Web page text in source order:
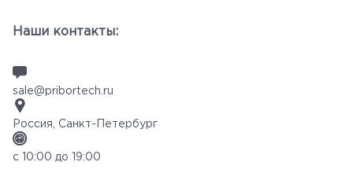
Наши контакты:
sale@pribortech.ru
Россия, Санкт-Петербург
с 10:00 до 19:00